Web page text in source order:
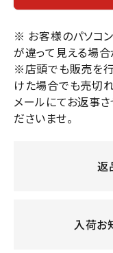
※ お客様のパソコ
が違って見える場合
※店頭でも販売を行
けた場合でも売切
メールにてお返事
ださいませ。
返
入荷お